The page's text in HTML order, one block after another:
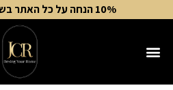
10% הנחה על כל האתר בשימוש בקוד ADI10